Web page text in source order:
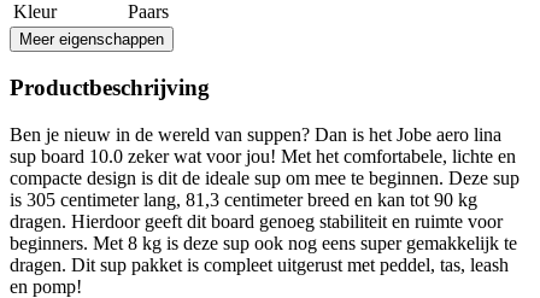
Kleur
Paars
Meer eigenschappen
Productbeschrijving
Ben je nieuw in de wereld van suppen? Dan is het Jobe aero lina
sup board 10.0 zeker wat voor jou! Met het comfortabele, lichte en
compacte design is dit de ideale sup om mee te beginnen. Deze sup
is 305 centimeter lang, 81,3 centimeter breed en kan tot 90 kg
dragen. Hierdoor geeft dit board genoeg stabiliteit en ruimte voor
beginners. Met 8 kg is deze sup ook nog eens super gemakkelijk te
dragen. Dit sup pakket is compleet uitgerust met peddel, tas, leash
en pomp!